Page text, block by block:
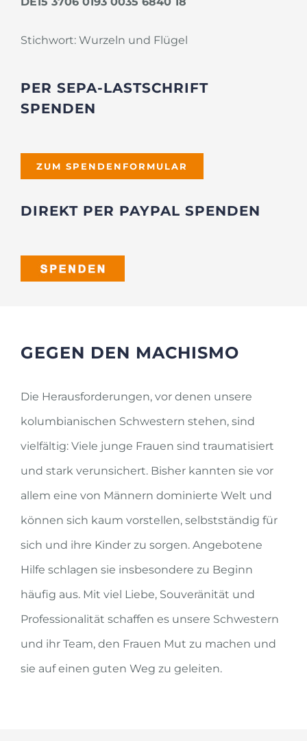
Stichwort: Wurzeln und Flügel
PER SEPA-LASTSCHRIFT
SPENDEN
ZUM SPENDENFORMULAR
DIREKT PER PAYPAL SPENDEN
GEGEN DEN MACHISMO
Die Herausforderungen, vor denen unsere
kolumbianischen Schwestern stehen, sind
vielfältig: Viele junge Frauen sind traumatisiert
und stark verunsichert. Bisher kannten sie vor
allem eine von Männern dominierte Welt und
können sich kaum vorstellen, selbstständig für
sich und ihre Kinder zu sorgen. Angebotene
Hilfe schlagen sie insbesondere zu Beginn
häufig aus. Mit viel Liebe, Souveränität und
Professionalität schaffen es unsere Schwestern
und ihr Team, den Frauen Mut zu machen und
sie auf einen guten Weg zu geleiten.